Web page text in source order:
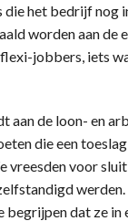
het bedrijf nog
worden aan de
jobbers, iets
aan de loon- en
die een
vreesden voor
dat ze